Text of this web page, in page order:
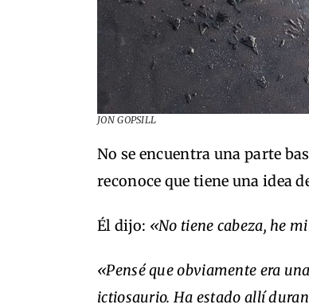
JON GOPSILL
No se encuentra una parte
reconoce que tiene una idea
Él dijo: «No tiene cabeza, he
«Pensé que obviamente era
ictiosaurio. Ha estado allí